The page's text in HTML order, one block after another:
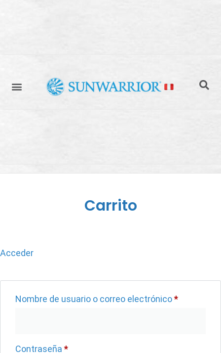
Carrito
Acceder
Nombre de usuario o correo electrónico*
Contraseña *